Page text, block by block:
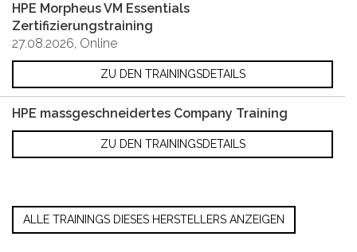
HPE Morpheus VM Essentials
Zertifizierungstraining
27.08.2026, Online
ZU DEN TRAININGSDETAILS
HPE massgeschneidertes Company Training
ZU DEN TRAININGSDETAILS
ALLE TRAININGS DIESES HERSTELLERS ANZEIGEN